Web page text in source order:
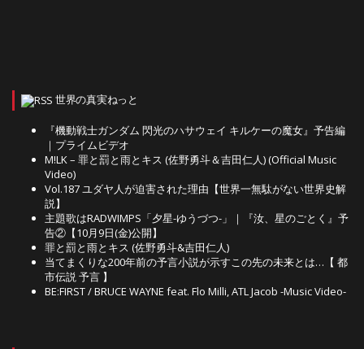
世界の真実ねっと
『機動戦士ガンダム 閃光のハサウェイ キルケーの魔女』予告編
｜プライムビデオ
M!LK – 罪と罰と雨とキス (佐野勇斗＆吉田仁人) (Official Music
Video)
Vol.187 ユダヤ人が迫害された理由【世界一無駄がない世界史解
説】
主題歌はRADWIMPS「夕星-ゆうづつ-」｜『汝、星のごとく』予
告②【10月9日(金)公開】
罪と罰と雨とキス (佐野勇斗&吉田仁人)
当てまくりな200年前の予言小説が示すこの先の未来とは…【 都
市伝説 予言 】
BE:FIRST / BRUCE WAYNE feat. Flo Milli, ATL Jacob -Music Video-